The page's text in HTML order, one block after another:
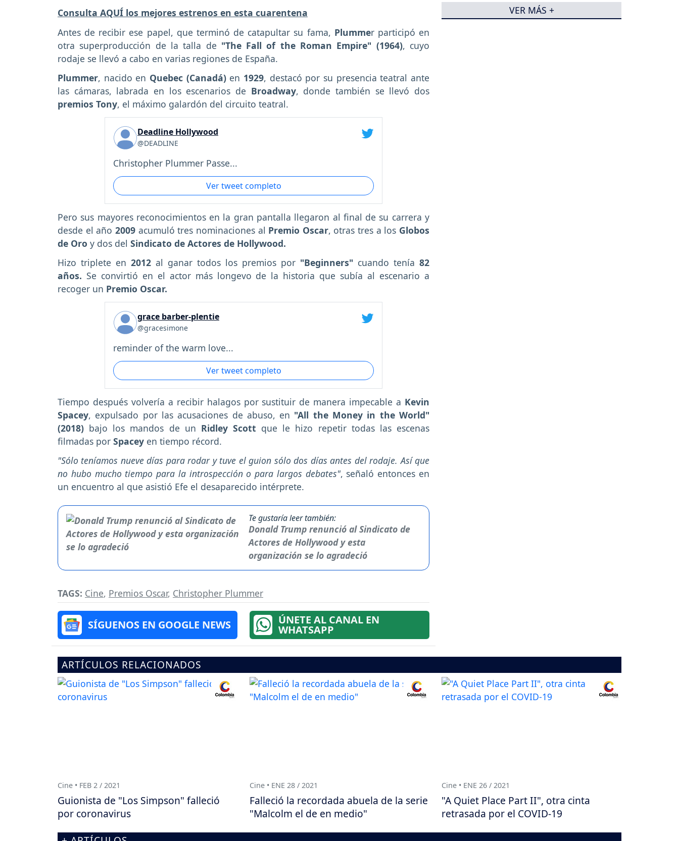
Consulta AQUÍ los mejores estrenos en esta cuarentena
Antes de recibir ese papel, que terminó de catapultar su fama, Plummer participó en
otra superproducción de la talla de "The Fall of the Roman Empire" (1964), cuyo
rodaje se llevó a cabo en varias regiones de España.
Plummer, nacido en Quebec (Canadá)en 1929, destacó por su presencia teatral ante
las cámaras, labrada en los escenarios de Broadway, donde también se llevó dos
premios Tony, el máximo galardón del circuito teatral.
Deadline Hollywood
@DEADLINE
Christopher Plummer Passe...
Ver tweet completo
Pero sus mayores reconocimientos en la gran pantalla llegaron al final de su carrera y
desde el año 2009acumuló tres nominaciones al Premio Oscar, otras tres a los Globos
de Oro y dos del Sindicato de Actores de Hollywood.
Hizo triplete en 2012 al ganar todos los premios por "Beginners" cuando tenía 82
años. Se convirtió en el actor más longevo de la historia que subía al escenario a
recoger un Premio Oscar.
grace barber-plentie
@gracesimone
reminder of the warm love...
Ver tweet completo
Tiempo después volvería a recibir halagos por sustituir de manera impecable a Kevin
Spacey, expulsado por las acusaciones de abuso, en "All the Money in the World"
(2018) bajo los mandos de un Ridley Scott que le hizo repetir todas las escenas
filmadas por Spacey en tiempo récord.
"Sólo teníamos nueve días para rodar y tuve el guion sólo dos días antes del rodaje. Así que
no hubo mucho tiempo para la introspección o para largos debates", señaló entonces en
un encuentro al que asistió Efe el desaparecido intérprete.
Te gustaría leer también:
Donald Trump renunció al Sindicato de
Actores de Hollywood y esta
organización se lo agradeció
TAGS: Cine, Premios Oscar, Christopher Plummer
SÍGUENOS EN GOOGLE NEWS ÚNETE AL CANAL EN
WHATSAPP
VER MÁS +
ARTÍCULOS RELACIONADOS
Cine • FEB 2 / 2021
Guionista de "Los Simpson" falleció
por coronavirus
Cine • ENE 28 / 2021
Falleció la recordada abuela de la serie
"Malcolm el de en medio"
Cine • ENE 26 / 2021
"A Quiet Place Part II", otra cinta
retrasada por el COVID-19